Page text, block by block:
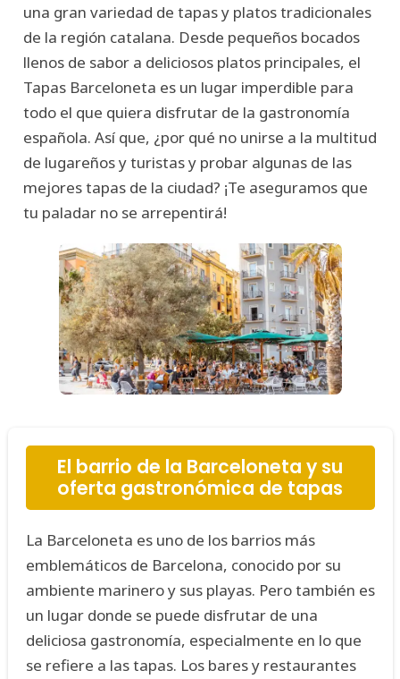
una gran variedad de tapas y platos tradicionales
de la región catalana. Desde pequeños bocados
llenos de sabor a deliciosos platos principales, el
Tapas Barceloneta es un lugar imperdible para
todo el que quiera disfrutar de la gastronomía
española. Así que, ¿por qué no unirse a la multitud
de lugareños y turistas y probar algunas de las
mejores tapas de la ciudad? ¡Te aseguramos que
tu paladar no se arrepentirá!
El barrio de la Barceloneta y su
oferta gastronómica de tapas
La Barceloneta es uno de los barrios más
emblemáticos de Barcelona, conocido por su
ambiente marinero y sus playas. Pero también es
un lugar donde se puede disfrutar de una
deliciosa gastronomía, especialmente en lo que
se refiere a las tapas. Los bares y restaurantes